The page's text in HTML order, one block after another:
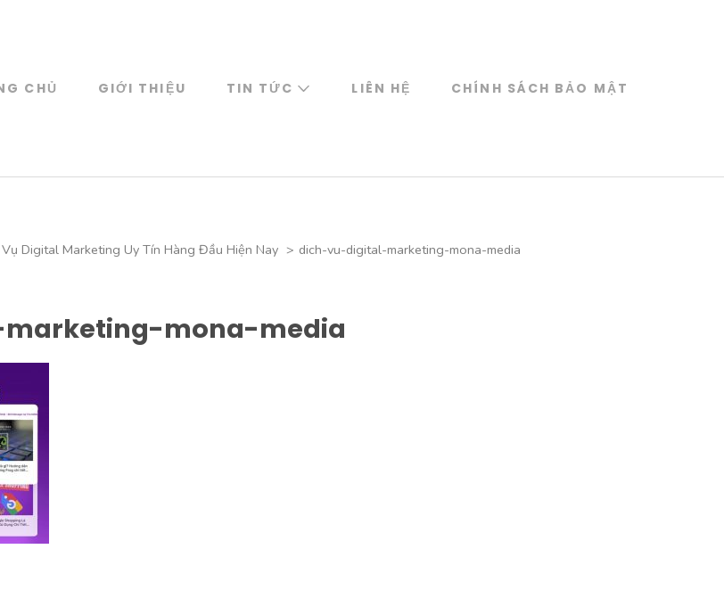
CHỦ GIỚI THIỆU TIN TỨC LIÊN HỆ CHÍNH SÁCH BẢO MẬT
Digital Marketing Uy Tín Hàng Đầu Hiện Nay > dich-vu-digital-marketing-mona-media
mona-media